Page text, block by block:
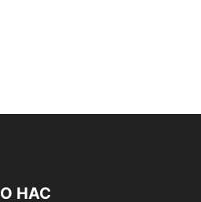
О НАС